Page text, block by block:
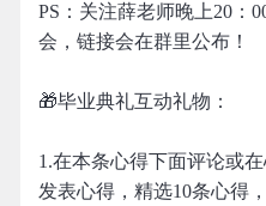
PS：关注薛老师晚上20：
会，链接会在群里公布！
🎁毕业典礼互动礼物：
1.在本条心得下面评论或
发表心得，精选10条心得